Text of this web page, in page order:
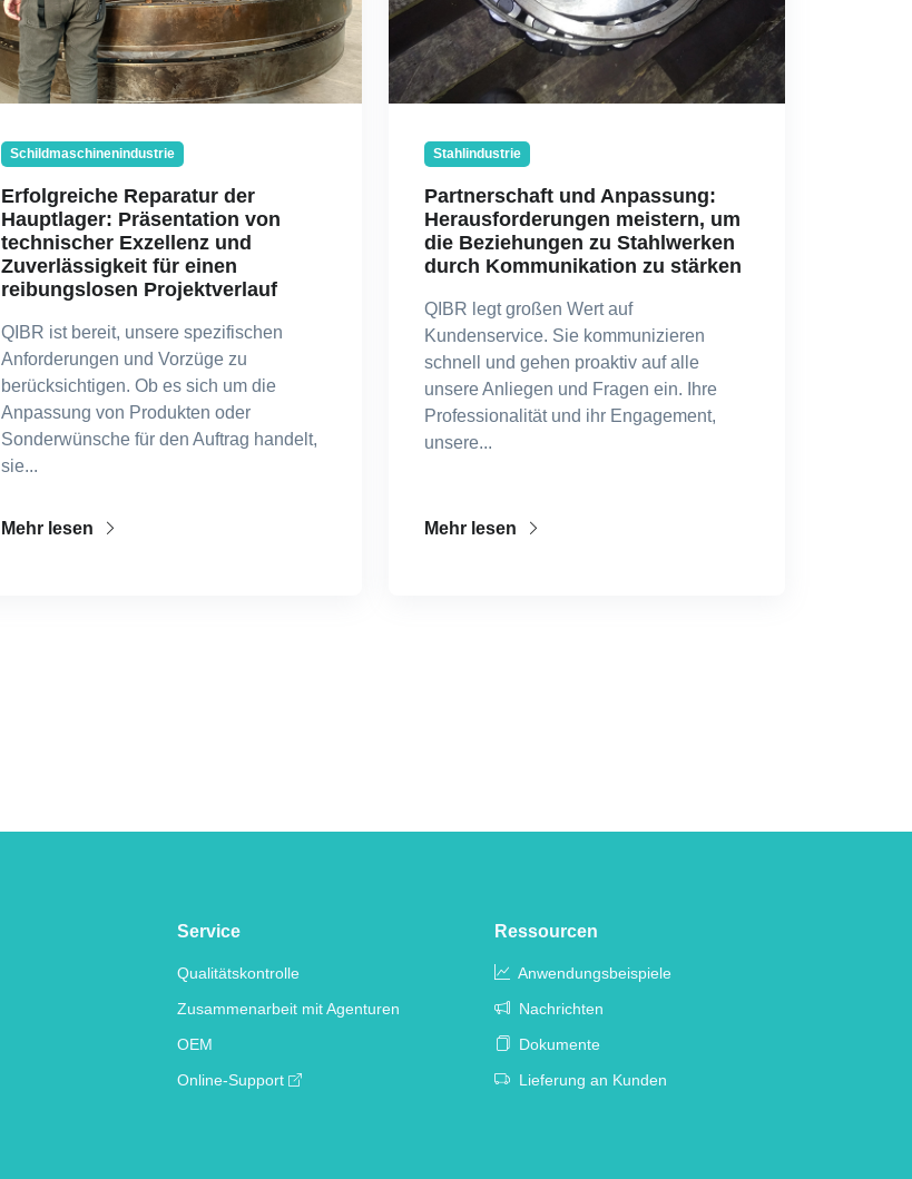
Schildmaschinenindustrie
Erfolgreiche Reparatur der
Hauptlager: Präsentation von
technischer Exzellenz und
Zuverlässigkeit für einen
reibungslosen Projektverlauf
QIBR ist bereit, unsere spezifischen
Anforderungen und Vorzüge zu
berücksichtigen. Ob es sich um die
Anpassung von Produkten oder
Sonderwünsche für den Auftrag handelt,
sie...
Mehr lesen
Stahlindustrie
Partnerschaft und Anpassung:
Herausforderungen meistern, um
die Beziehungen zu Stahlwerken
durch Kommunikation zu stärken
QIBR legt großen Wert auf
Kundenservice. Sie kommunizieren
schnell und gehen proaktiv auf alle
unsere Anliegen und Fragen ein. Ihre
Professionalität und ihr Engagement,
unsere...
Mehr lesen
Service
Qualitätskontrolle
Zusammenarbeit mit Agenturen
OEM
Online-Support
Ressourcen
Anwendungsbeispiele
Nachrichten
Dokumente
Lieferung an Kunden